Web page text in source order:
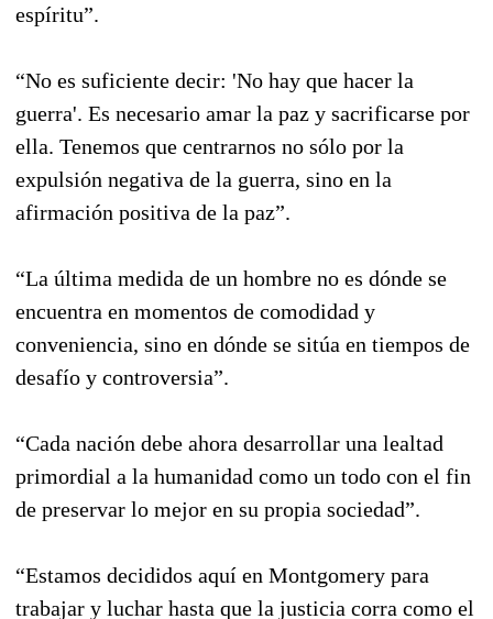
espíritu”.
“No es suficiente decir: 'No hay que hacer la
guerra'. Es necesario amar la paz y sacrificarse por
ella. Tenemos que centrarnos no sólo por la
expulsión negativa de la guerra, sino en la
afirmación positiva de la paz”.
“La última medida de un hombre no es dónde se
encuentra en momentos de comodidad y
conveniencia, sino en dónde se sitúa en tiempos de
desafío y controversia”.
“Cada nación debe ahora desarrollar una lealtad
primordial a la humanidad como un todo con el fin
de preservar lo mejor en su propia sociedad”.
“Estamos decididos aquí en Montgomery para
trabajar y luchar hasta que la justicia corra como el